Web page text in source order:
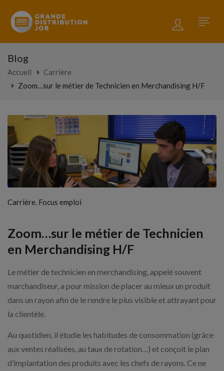
Blog
Accueil
Carrière
Zoom…sur le métier de Technicien en Merchandising H/F
Carrière, Focus emploi
Zoom…sur le métier de Technicien
en Merchandising H/F
Le métier de technicien en merchandising, appelé souvent
marchandiseur, a pour mission de placer au mieux un produit
dans un rayon afin de le rendre le plus visible et attrayant pour
la clientèle.
Au quotidien, il étudie les habitudes de consommation (grâce
aux ventes réalisées, au taux de rotation…) et conçoit le plan
d’implantation des produits avec les chefs de rayons. Ce ne